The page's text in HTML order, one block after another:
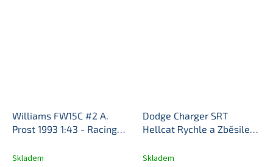
Williams FW15C #2 A.
Prost 1993 1:43 - Racing
#8Williams FW 15C No.2
Skladem
Dodge Charger SRT
Hellcat Rychle a Zběsile
modelem
Skladem